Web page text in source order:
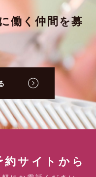
働く仲間を募
サイトから